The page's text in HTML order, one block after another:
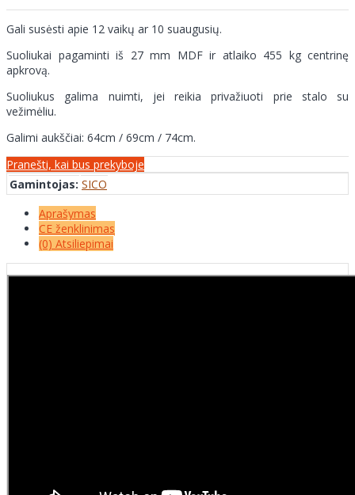
Gali susėsti apie 12 vaikų ar 10 suaugusių.
Suoliukai pagaminti iš 27 mm MDF ir atlaiko 455 kg centrinę
apkrovą.
Suoliukus galima nuimti, jei reikia privažiuoti prie stalo su
vežimėliu.
Galimi aukščiai: 64cm / 69cm / 74cm.
Pranešti, kai bus prekyboje
Gamintojas: SICO
Aprašymas
CE ženklinimas
(0) Atsiliepimai